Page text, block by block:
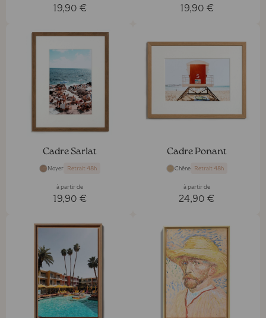
19,90 € 19,90 €
Cadre Sarlat
Noyer Retrait 48h
à partir de
19,90 €
Cadre Ponant
Chêne Retrait 48h
à partir de
24,90 €